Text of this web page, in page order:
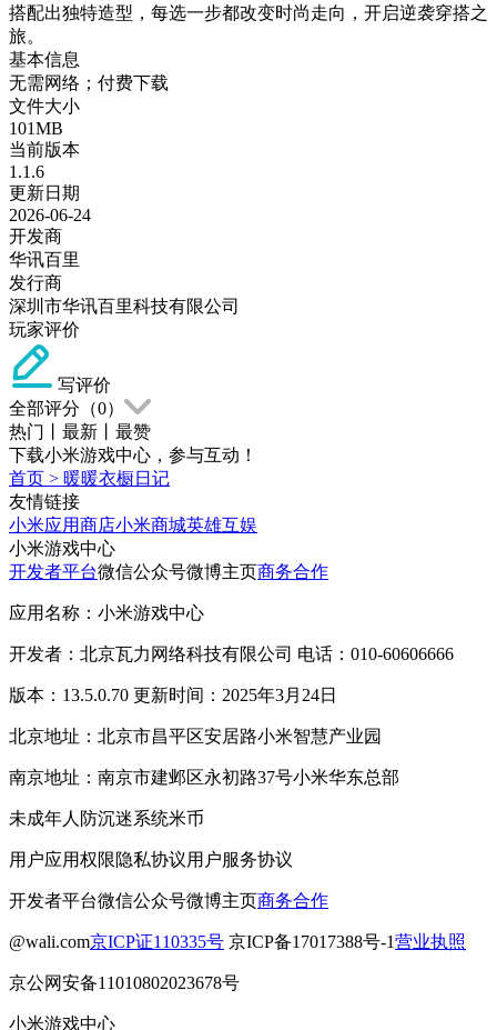
搭配出独特造型，每选一步都改变时尚走向，开启逆袭穿搭之
旅。
基本信息
无需网络；付费下载
文件大小
101MB
当前版本
1.1.6
更新日期
2026-06-24
开发商
华讯百里
发行商
深圳市华讯百里科技有限公司
玩家评价
写评价
全部评分（0）
热门
最新
最赞
下载小米游戏中心，参与互动！
首页 > 暖暖衣橱日记
友情链接
小米应用商店小米商城英雄互娱
小米游戏中心
开发者平台微信公众号微博主页商务合作
应用名称：小米游戏中心
开发者：北京瓦力网络科技有限公司 电话：010-60606666
版本：13.5.0.70 更新时间：2025年3月24日
北京地址：北京市昌平区安居路小米智慧产业园
南京地址：南京市建邺区永初路37号小米华东总部
未成年人防沉迷系统米币
用户应用权限隐私协议用户服务协议
开发者平台微信公众号微博主页商务合作
@wali.com京ICP证110335号 京ICP备17017388号-1营业执照
京公网安备11010802023678号
小米游戏中心